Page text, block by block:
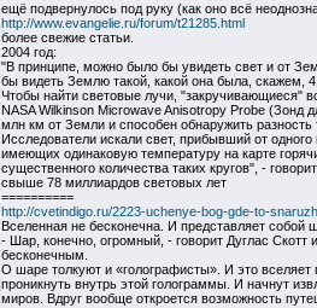
ещё подвернулось под руку (как оно всё
http://www.evangelie.ru/forum/t21285.html
более свежие статьи.
2004 год:
"В принципе, можно было бы увидеть свет и от
бы видеть Землю такой, какой она была, скажем,
Чтобы найти световые лучи, "закручивающиеся"
NASA Wilkinson Microwave Anisotropy Probe (Зонд
млн км от Земли и способен обнаружить
Исследователи искали свет, прибывший от
имеющих одинаковую температуру на карте
существенного количества таких кругов", -
свыше 78 миллиардов световых лет
==========
http://cvetindigo.ru/2223-uchenye-bog-gde-to-
Вселенная не бесконечна. И представляет
- Шар, конечно, огромный, - говорит Дуглас Скотт
бесконечным.
О шаре толкуют и «голографисты». И это
проникнуть внутрь этой голограммы. И начнут
миров. Вдруг вообще откроется возможность